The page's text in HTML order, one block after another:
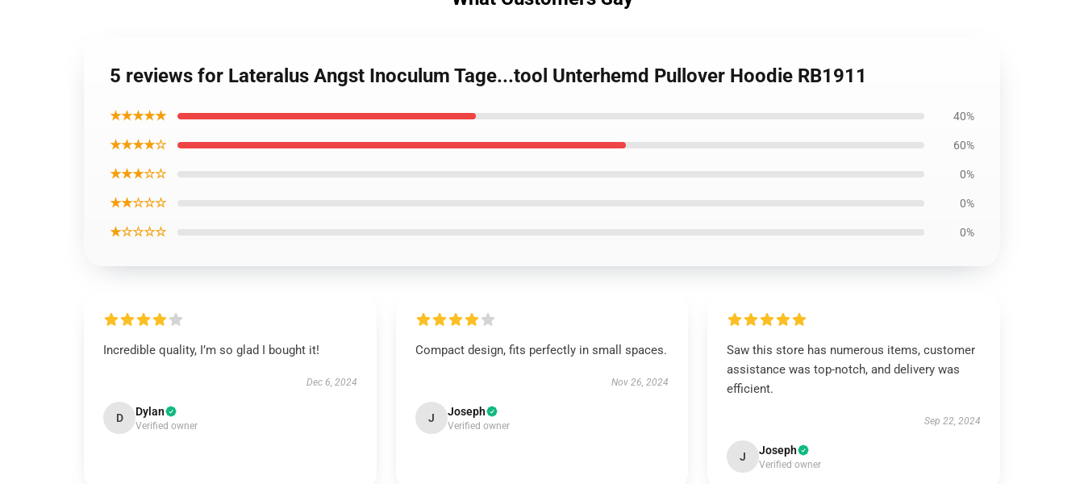
5 reviews for Lateralus Angst Inoculum Tage...tool Unterhemd Pullover Hoodie RB1911
★★★★★ 40%
★★★★☆ 60%
★★★☆☆ 0%
★★☆☆☆ 0%
★☆☆☆☆ 0%
Incredible quality, I’m so glad I bought it!
Dec 6, 2024
D Dylan
Verified owner
Compact design, fits perfectly in small spaces.
Nov 26, 2024
J Joseph
Verified owner
Saw this store has numerous items, customer
assistance was top-notch, and delivery was
efficient.
Sep 22, 2024
J Joseph
Verified owner